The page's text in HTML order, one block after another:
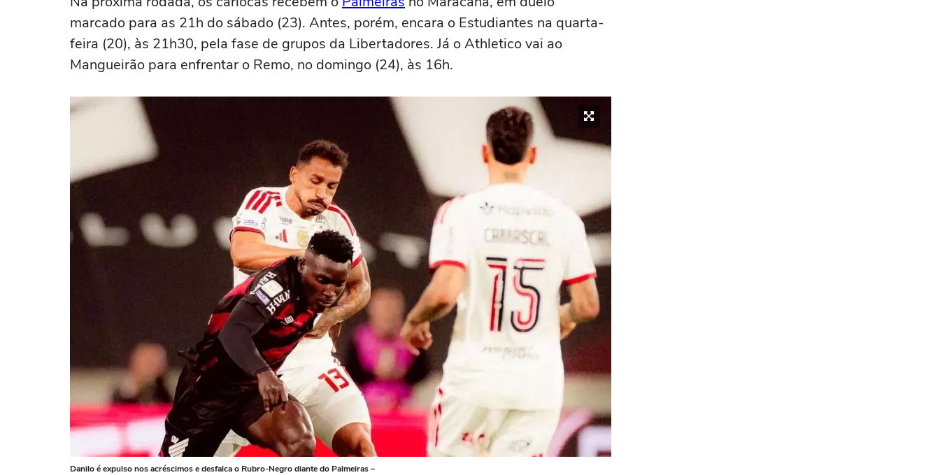
marcado para as 21h do sábado (23). Antes, porém, encara o Estudiantes na quarta-
feira (20), às 21h30, pela fase de grupos da Libertadores. Já o Athletico vai ao
Mangueirão para enfrentar o Remo, no domingo (24), às 16h.
Danilo é expulso nos acréscimos e desfalca o Rubro-Negro diante do Palmeiras –